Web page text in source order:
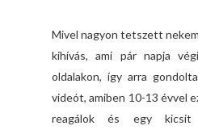
Mivel nagyon tetszett
kihívás, ami pár napja
oldalakon, így arra
videót, amiben 10-13 évvel
reagálok és egy kicsit